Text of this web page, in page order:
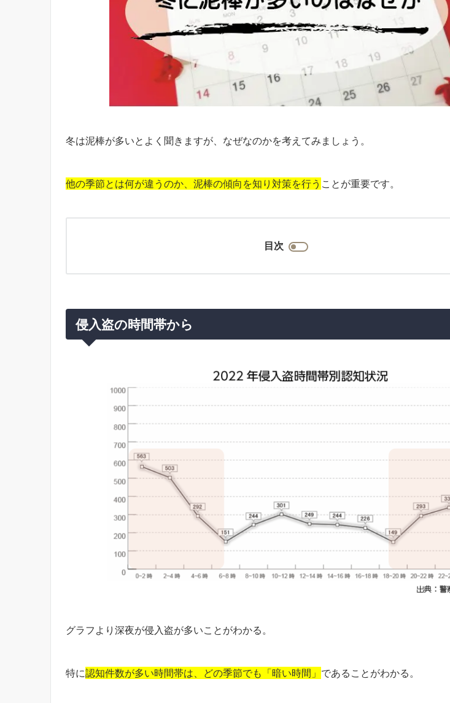
冬は泥棒が多いとよく聞きますが、なぜなのかを考えてみましょう。
他の季節とは何が違うのか、泥棒の傾向を知り対策を行う ことが重要です。
目次
侵入盗の時間帯から
グラフより深夜が侵入盗が多いことがわかる。
特に認知件数が多い時間帯は、どの季節でも「暗い時間」 であることがわかる。